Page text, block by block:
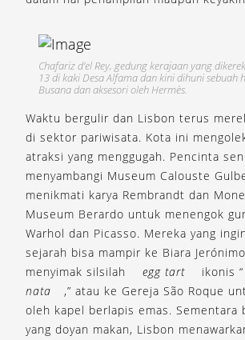
Chafariz d’el Rey, gedung kerajaan yang
13 di kaki Desa Alfama dan kini dihuni sebuah
Busana dan aksesori oleh Hermès.
Waktu bergulir dan Lisbon terus
di sektor pariwisata. Kota ini
atraksi yang menggugah. Pencinta
menyambangi Museum Calouste
menikmati karya Rembrandt dan
Museum Berardo untuk menengok
Warhol dan Picasso. Mereka yang
sejarah bisa mampir ke Biara
menyimak silsilah
egg tart ikonis “
nata
,” atau ke Gereja São Roque
oleh kapel berlapis emas. Sementara
yang doyan makan, Lisbon